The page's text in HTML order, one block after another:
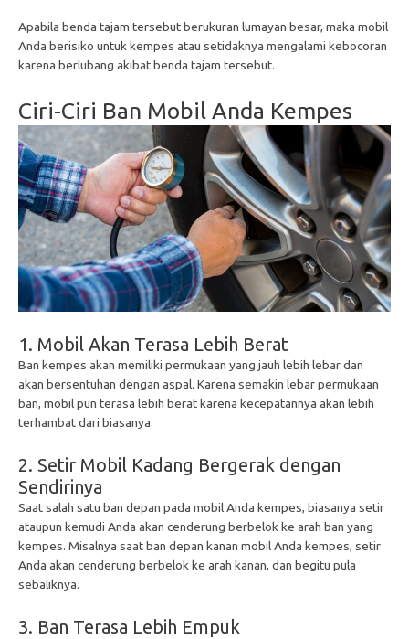
Apabila benda tajam tersebut berukuran lumayan besar, maka mobil
Anda berisiko untuk kempes atau setidaknya mengalami kebocoran
karena berlubang akibat benda tajam tersebut.
Ciri-Ciri Ban Mobil Anda Kempes
1. Mobil Akan Terasa Lebih Berat
Ban kempes akan memiliki permukaan yang jauh lebih lebar dan
akan bersentuhan dengan aspal. Karena semakin lebar permukaan
ban, mobil pun terasa lebih berat karena kecepatannya akan lebih
terhambat dari biasanya.
2. Setir Mobil Kadang Bergerak dengan
Sendirinya
Saat salah satu ban depan pada mobil Anda kempes, biasanya setir
ataupun kemudi Anda akan cenderung berbelok ke arah ban yang
kempes. Misalnya saat ban depan kanan mobil Anda kempes, setir
Anda akan cenderung berbelok ke arah kanan, dan begitu pula
sebaliknya.
3. Ban Terasa Lebih Empuk